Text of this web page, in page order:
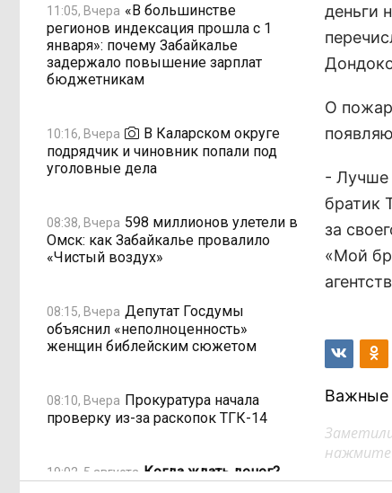
11:05, Вчера «В большинстве
регионов индексация прошла с 1
января»: почему Забайкалье
задержало повышение зарплат
бюджетникам
10:16, Вчера
В Каларском округе
подрядчик и чиновник попали под
уголовные дела
08:38, Вчера 598 миллионов улетели в
Омск: как Забайкалье провалило
«Чистый воздух»
08:15, Вчера Депутат Госдумы
объяснил «неполноценность»
женщин библейским сюжетом
08:10, Вчера Прокуратура начала
проверку из-за раскопок ТГК-14
19:02, 5 августа Когда ждать денег?
деньги
О
- Лучше
братик
за
«Мой
Важные
нажмите